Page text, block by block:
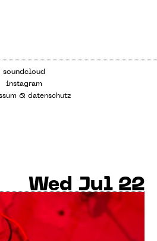
soundcloud
instagram
& datenschutz
Wed Jul 22